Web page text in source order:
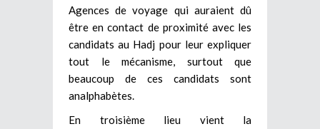
Agences de voyage qui auraient dû
être en contact de proximité avec les
candidats au Hadj pour leur expliquer
tout le mécanisme, surtout que
beaucoup de ces candidats sont
analphabètes.
En troisième lieu vient la